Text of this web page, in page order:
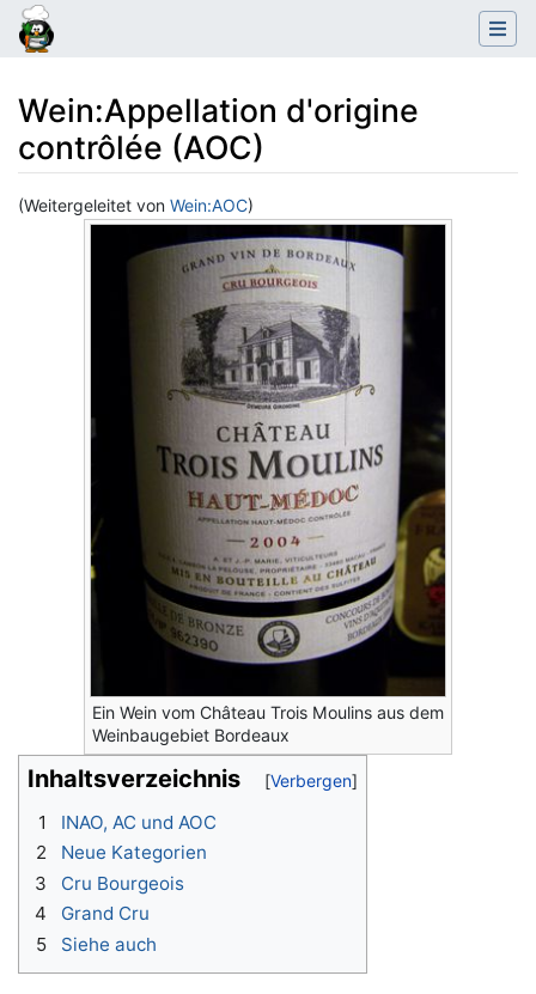
Wein:Appellation d'origine
contrôlée (AOC)
(Weitergeleitet von Wein:AOC)
Wechseln zu:Navigation,Suche
Ein Wein vom Château Trois Moulins aus dem
Weinbaugebiet Bordeaux
Inhaltsverzeichnis
1
INAO, AC und AOC
2
Neue Kategorien
3
Cru Bourgeois
4
Grand Cru
5
Siehe auch